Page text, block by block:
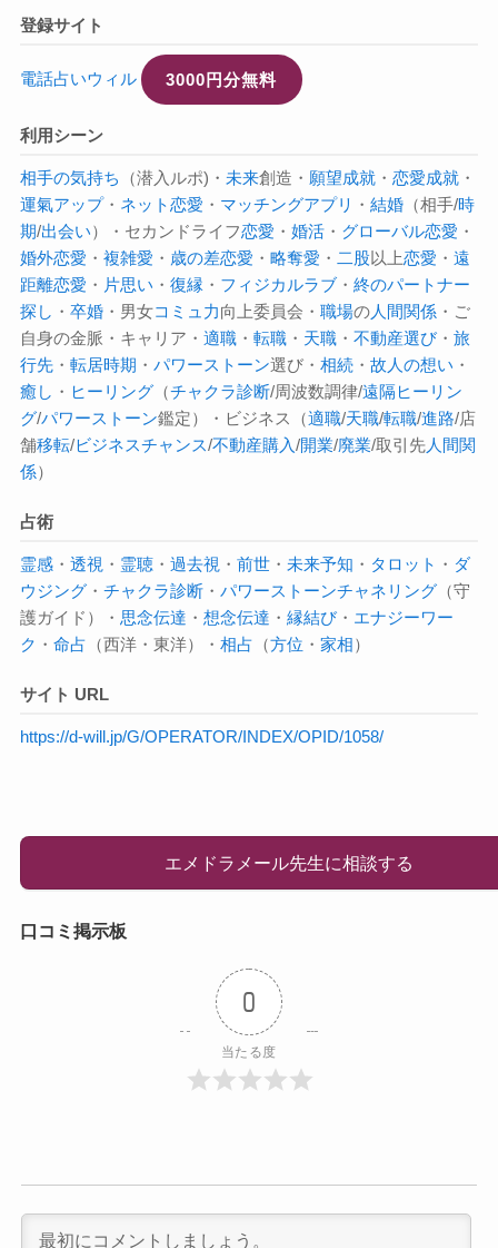
登録サイト
電話占いウィル 3000円分無料
利用シーン
相手の気持ち （潜入ルポ)・ 未来創造・ 願望成就・ 恋愛成就・
運氣アップ・ ネット恋愛 ・ マッチングアプリ ・ 結婚（相手/時
期/出会い）・セカンドライフ恋愛 ・ 婚活・ グローバル恋愛 ・
婚外恋愛 ・ 複雑愛 ・ 歳の差恋愛 ・ 略奪愛 ・ 二股以上恋愛 ・ 遠
距離恋愛 ・ 片思い ・ 復縁 ・ フィジカルラブ・ 終のパートナー
探し ・ 卒婚・男女コミュ力向上委員会・ 職場の人間関係・ご
自身の金脈・キャリア・ 適職・ 転職・ 天職・ 不動産選び・ 旅
行先・ 転居時期 ・ パワーストーン選び・ 相続・ 故人の想い ・
癒し ・ ヒーリング（チャクラ診断/周波数調律/遠隔ヒーリン
グ/パワーストーン鑑定）・ビジネス（適職/天職/転職/進路/店
舗移転/ビジネスチャンス/不動産購入/開業/廃業/取引先人間関
係）
占術
霊感・ 透視 ・ 霊聴・ 過去視 ・ 前世・ 未来予知 ・ タロット ・ ダ
ウジング・ チャクラ診断・ パワーストーンチャネリング（守
護ガイド）・ 思念伝達 ・ 想念伝達 ・ 縁結び・ エナジーワー
ク ・ 命占 （西洋・東洋）・ 相占 （方位 ・ 家相）
サイト URL
https://d-will.jp/G/OPERATOR/INDEX/OPID/1058/
エメドラメール先生に相談する
口コミ掲示板
0
当たる度